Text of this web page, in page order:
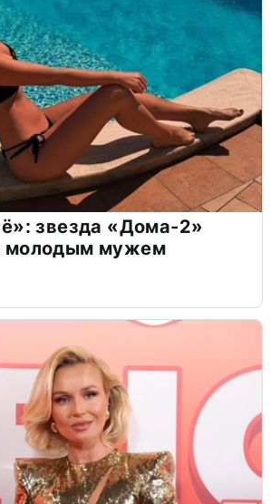
звезда «Дома-2»
молодым мужем